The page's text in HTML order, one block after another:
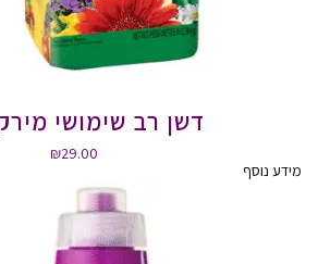
דשן רב שימושי
₪29.00
מידע נוסף